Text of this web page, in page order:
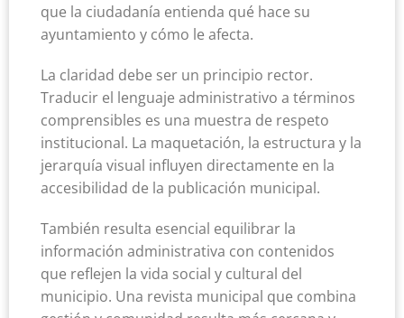
que la ciudadanía entienda qué hace su
ayuntamiento y cómo le afecta.
La claridad debe ser un principio rector.
Traducir el lenguaje administrativo a términos
comprensibles es una muestra de respeto
institucional. La maquetación, la estructura y la
jerarquía visual influyen directamente en la
accesibilidad de la publicación municipal.
También resulta esencial equilibrar la
información administrativa con contenidos
que reflejen la vida social y cultural del
municipio. Una revista municipal que combina